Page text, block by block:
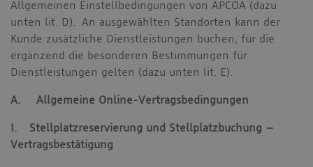
Allgemeinen Einstellbedingungen von APCOA (dazu
unten lit. D). An ausgewählten Standorten kann der
Kunde zusätzliche Dienstleistungen buchen, für die
ergänzend die besonderen Bestimmungen für
Dienstleistungen gelten (dazu unten lit. E).
A. Allgemeine Online-Vertragsbedingungen
I. Stellplatzreservierung und Stellplatzbuchung –
Vertragsbestätigung